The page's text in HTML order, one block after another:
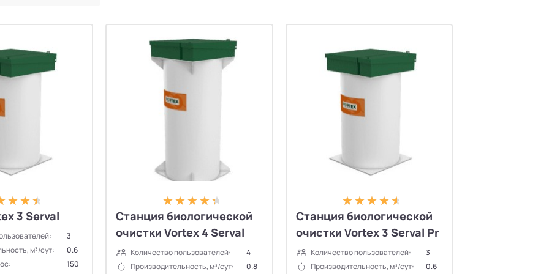
3 Serval
3
м³/сут:
0.6
150
Станция биологической
очистки Vortex 4 Serval
Количество пользователей:
4
Производительность, м³/сут:
0.8
Станция биологической
очистки Vortex 3 Serval Pr
Количество пользователей:
3
Производительность, м³/сут:
0.6